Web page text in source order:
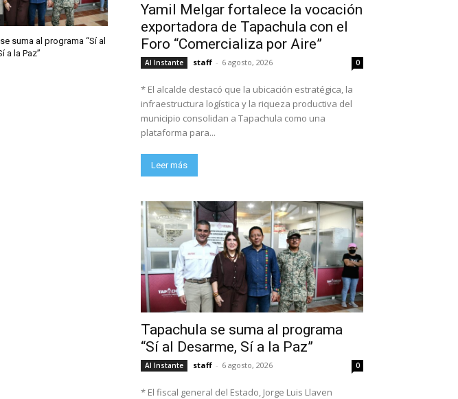
suma al programa “Sí al
a la Paz”
Yamil Melgar fortalece la vocación
exportadora de Tapachula con el
Foro “Comercializa por Aire”
Al Instante staff - 6 agosto, 2026 0
* El alcalde destacó que la ubicación estratégica, la
infraestructura logística y la riqueza productiva del
municipio consolidan a Tapachula como una
plataforma para...
Leer más
Tapachula se suma al programa
“Sí al Desarme, Sí a la Paz”
Al Instante staff - 6 agosto, 2026 0
* El fiscal general del Estado, Jorge Luis Llaven